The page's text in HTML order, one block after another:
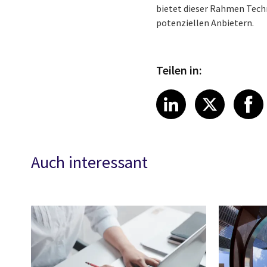
bietet dieser Rahmen
potenziellen Anbietern.
Teilen in:
Share article
LinkedIn
Share
X
Auch interessant